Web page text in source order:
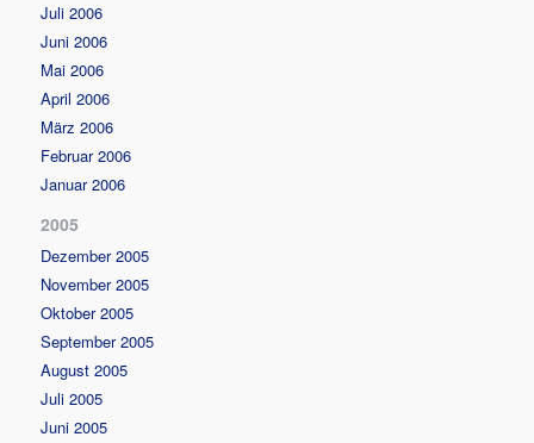
Juli 2006
Juni 2006
Mai 2006
April 2006
März 2006
Februar 2006
Januar 2006
2005
Dezember 2005
November 2005
Oktober 2005
September 2005
August 2005
Juli 2005
Juni 2005